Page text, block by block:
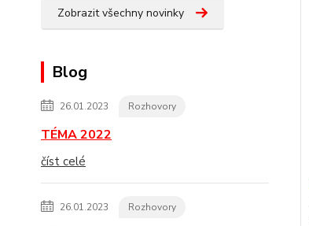
Zobrazit všechny novinky
Blog
26.01.2023 Rozhovory
TÉMA 2022
číst celé
26.01.2023 Rozhovory